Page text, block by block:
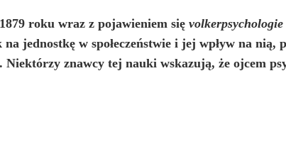
roku wraz z pojawieniem sięvolkerpsychologie
jednostkę w społeczeństwie i jej wpływ na nią,
Niektórzy znawcy tej nauki wskazują, że ojcem